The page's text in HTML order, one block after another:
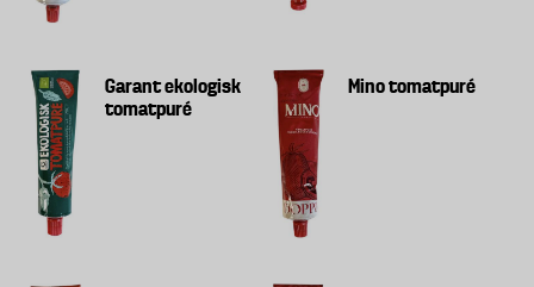
Garant ekologisk
tomatpuré
Mino tomatpuré